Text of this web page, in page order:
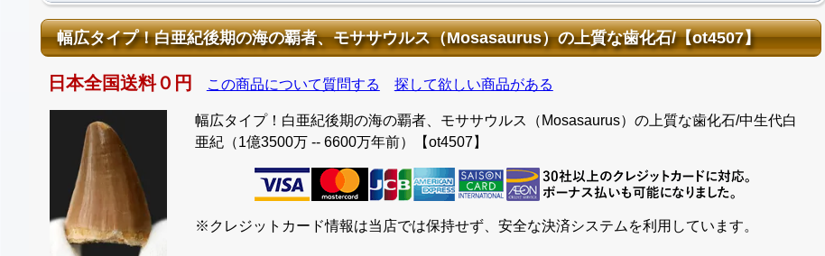
幅広タイプ！白亜紀後期の海の覇者、モササウルス（Mosasaurus）の上質な歯化石/【ot4507】
日本全国送料０円 この商品について質問する 探して欲しい商品がある
幅広タイプ！白亜紀後期の海の覇者、モササウルス（Mosasaurus）の上質な歯化石/中生代白
亜紀（1億3500万 -- 6600万年前）【ot4507】
※クレジットカード情報は当店では保持せず、安全な決済システムを利用しています。